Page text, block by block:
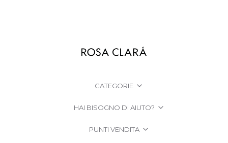
CATEGORIE
HAI BISOGNO DI AIUTO?
PUNTI VENDITA